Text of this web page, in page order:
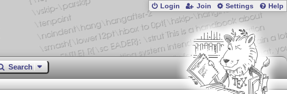
Login Join Settings Help
Search